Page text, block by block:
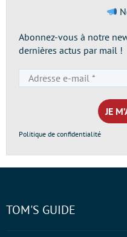
Abonnez-vous à notre
dernières actus par mail !
Politique de confidentialité
TOM'S GUIDE